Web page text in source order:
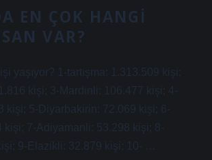
EN ÇOK HANGI
VAR?
yaşıyor? 1-tartışma: 1.313.509 kişi;
kişi; 3-Mardinli: 106.477 kişi; 4-
kişi; 5-Diyarbakirin: 72.069 kişi; 6-
kişi; 7-Adiyamanli: 53.298 kişi; 8-
9-Elazikli: 32.879 kişi; 10- …